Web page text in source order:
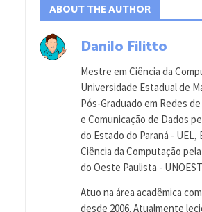
ABOUT THE AUTHOR
Danilo Filitto
Mestre em Ciência da
Universidade Estadual de
Pós-Graduado em Redes
e Comunicação de Dados
do Estado do Paraná - UEL,
Ciência da Computação
do Oeste Paulista -
Atuo na área acadêmica
desde 2006. Atualmente